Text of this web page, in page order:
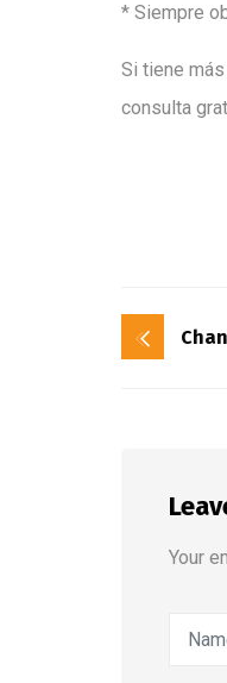
* Siempre
Si tiene
consulta
Your